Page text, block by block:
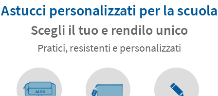
Astucci personalizzati per la scuola
Scegli il tuo e rendilo unico
Pratici, resistenti e personalizzati